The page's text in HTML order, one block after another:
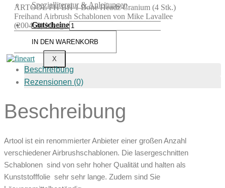
Spezialliteratur & Anleitungen
Gutscheine
X
ARTOOL FH BH 1 Bone Headz Cranium (4 Stk.)
Freihand Airbrush Schablonen von Mike Lavallee
(200468) Menge
IN DEN WARENKORB
Beschreibung
Rezensionen (0)
Beschreibung
Artool ist ein renommierter Anbieter einer großen Anzahl
verschiedener Airbrushschablonen. Die lasergeschnitten
Schablonen sind von sehr hoher Qualität und halten als
Kunststofffolie sehr sehr lange. Zudem sind Sie